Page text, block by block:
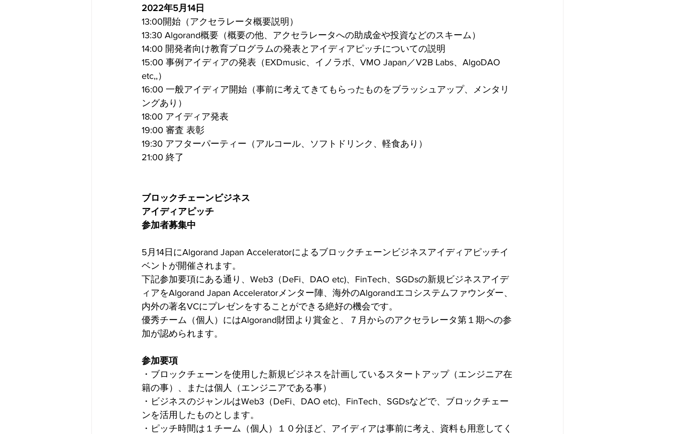
2022年5月14日
13:00開始（アクセラレータ概要説明）
13:30 Algorand概要（概要の他、アクセラレータへの助成金や投資などのスキーム）
14:00 開発者向け教育プログラムの発表とアイディアピッチについての説明
15:00 事例アイディアの発表（EXDmusic、イノラボ、VMO Japan／V2B Labs、AlgoDAO
etc,,）
16:00 一般アイディア開始（事前に考えてきてもらったものをブラッシュアップ、メンタリ
ングあり）
18:00 アイディア発表
19:00 審査 表彰
19:30 アフターパーティー（アルコール、ソフトドリンク、軽食あり）
21:00 終了
ブロックチェーンビジネス
アイディアピッチ
​参加者募集中
5月14日にAlgorand Japan Acceleratorによるブロックチェーンビジネスアイディアピッチイ
ベントが開催されます。
​下記参加要項にある通り、Web3（DeFi、DAO etc)、FinTech、SGDsの新規ビジネスアイデ
ィアをAlgorand Japan Acceleratorメンター陣、海外のAlgorandエコシステムファウンダー、
内外の著名VCにプレゼンをすることができる絶好の機会です。
​優秀チーム（個人）にはAlgorand財団より賞金と、７月からのアクセラレータ第１期への参
加が認められます。
参加要項
・ブロックチェーンを使用した新規ビジネスを計画しているスタートアップ（エンジニア在
籍の事）、または個人（エンジニアである事）
・ビジネスのジャンルはWeb3（DeFi、DAO etc)、FinTech、SGDsなどで、ブロックチェー
ンを活用したものとします。
・ピッチ時間は１チーム（個人）１０分ほど、アイディアは事前に考え、資料も用意してく